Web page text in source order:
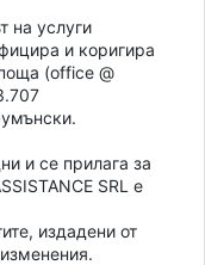
на услуги
и коригира
(office @
и се прилага за
SRL е
издадени от